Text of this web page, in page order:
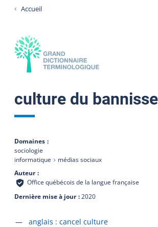
Accueil
culture du
Domaines
sociologie
informatique
médias sociaux
Auteur
Office québécois de la langue française
Dernière mise à jour 2020
Accéder à la fiche en
anglais : cancel culture